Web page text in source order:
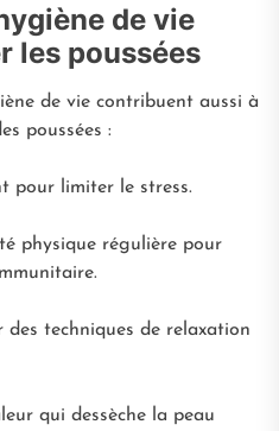
de vie
les poussées
de vie contribuent aussi à
poussées :
pour limiter le stress.
physique régulière pour
des techniques de relaxation
qui dessèche la peau